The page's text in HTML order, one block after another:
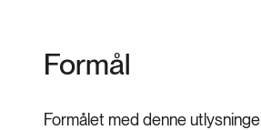
Formål
Formålet med denne